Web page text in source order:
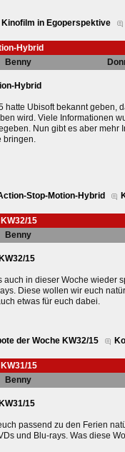
in Egoperspektive
Hybrid
Benny
Hybrid
hatte Ubisoft bekannt geben,
wird. Viele Informationen
Nun gibt es aber mehr
bringen.
Stop-Motion-Hybrid
15
Benny
15
auch in dieser Woche wieder
Diese wollen wir euch
etwas für euch dabei.
der Woche KW32/15
15
Benny
15
passend zu den Ferien
und Blu-rays. Was diese